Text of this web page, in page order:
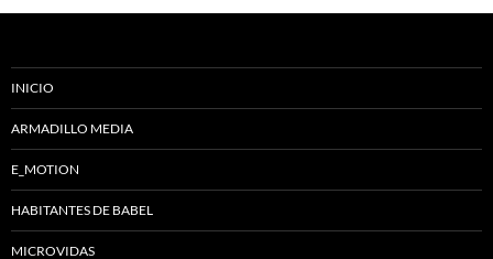
INICIO
ARMADILLO MEDIA
E_MOTION
HABITANTES DE BABEL
MICROVIDAS